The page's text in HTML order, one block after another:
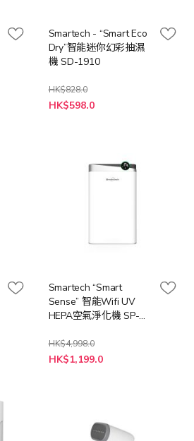
Smartech - “Smart Eco
Dry”智能迷你幻彩抽濕
機 SD-1910
HK$828.0
特
殊
HK$598.0
Smartech “Smart
Sense” 智能Wifi UV
HEPA空氣淨化機 SP-
HK$4,998.0
特
殊
HK$1,199.0